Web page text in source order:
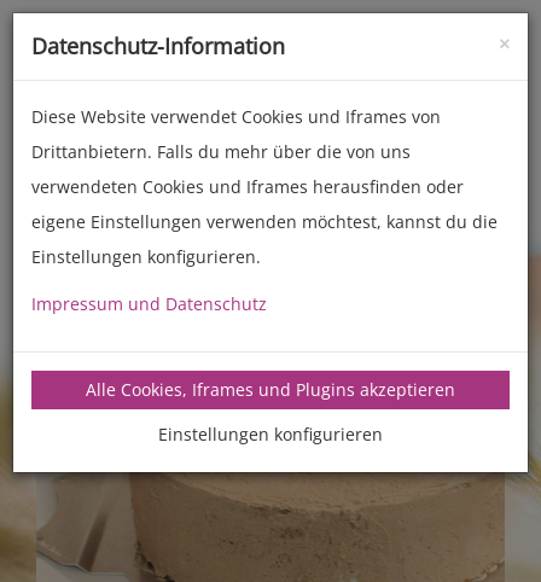
Toggle
Previous Next
×
Datenschutz-Information
Diese Website verwendet Cookies und Iframes von
Drittanbietern. Falls du mehr über die von uns
verwendeten Cookies und Iframes herausfinden oder
eigene Einstellungen verwenden möchtest, kannst du die
Einstellungen konfigurieren.
Impressum und Datenschutz
Alle Cookies, Iframes und Plugins akzeptieren
Einstellungen konfigurieren